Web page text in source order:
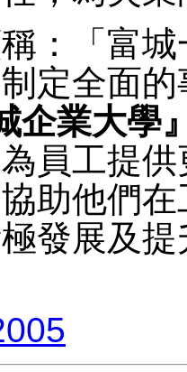
：「富
定全面
企業大學
員工提
助他們
發展及